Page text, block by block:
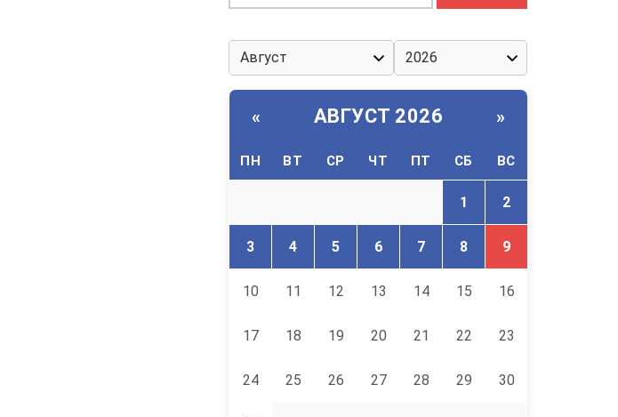
« АВГУСТ 2026 »
ПН ВТ СР ЧТ ПТ СБ ВС
1 2
3 4 5 6 7 8 9
10 11 12 13 14 15 16
17 18 19 20 21 22 23
24 25 26 27 28 29 30